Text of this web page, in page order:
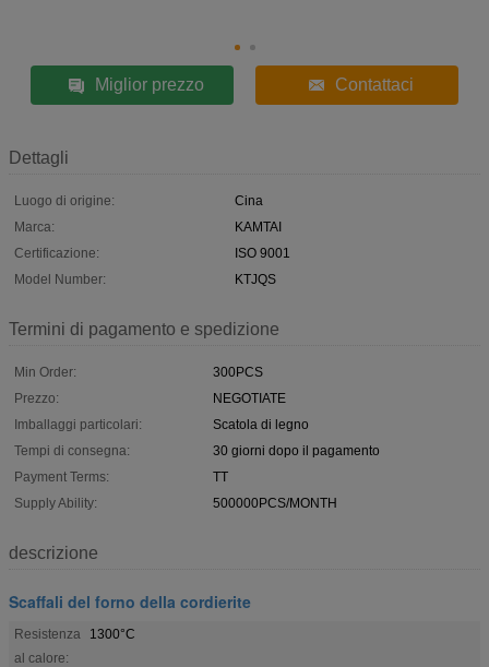
Miglior prezzo Contattaci
Dettagli
Luogo di origine:
Cina
Marca:
KAMTAI
Certificazione:
ISO 9001
Model Number:
KTJQS
Termini di pagamento e spedizione
Min Order:
300PCS
Prezzo:
NEGOTIATE
Imballaggi particolari:
Scatola di legno
Tempi di consegna:
30 giorni dopo il pagamento
Payment Terms:
TT
Supply Ability:
500000PCS/MONTH
descrizione
Scaffali del forno della cordierite
Resistenza
al calore:
1300°C